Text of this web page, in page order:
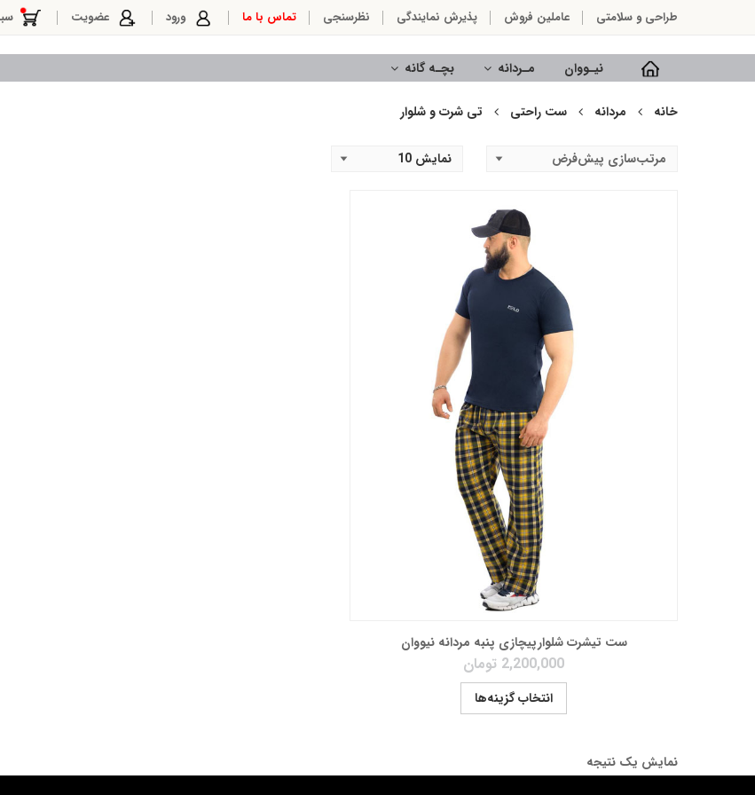
طراحی و سلامتی عاملین فروش پذیرش نمایندگی نظرسنجی تماس با ما ورود عضویت
نیـووان مـردانه بچـه گانه
خانه مردانه ست راحتی تی شرت و شلوار
ست تیشرت شلوارپیچازی پنبه مردانه نیووان
2,200,000 تومان
انتخاب گزینه‌ها
نمایش یک نتیجه